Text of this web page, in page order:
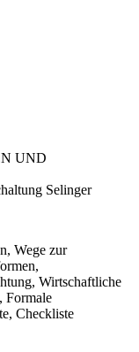
UND
Selinger
Wege zur
Wirtschaftliche
Formale
Checkliste